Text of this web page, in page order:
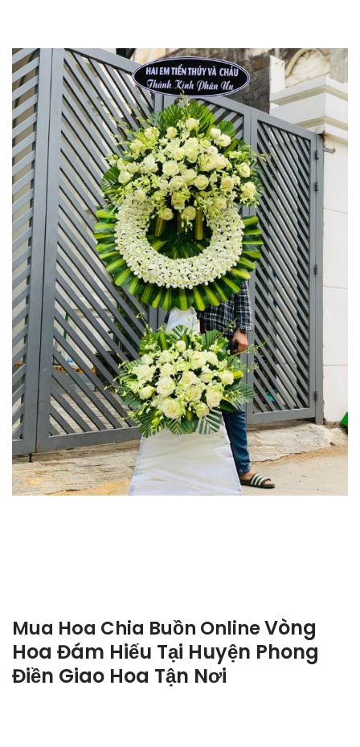
Mua Hoa Chia Buồn OnlineVòng
Hoa Đám Hiếu Tại Huyện Phong
Điền Giao Hoa Tận Nơi